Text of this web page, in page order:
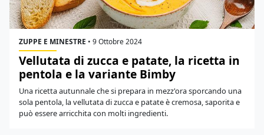
ZUPPE E MINESTRE • 9 Ottobre 2024
Vellutata di zucca e patate, la ricetta in
pentola e la variante Bimby
Una ricetta autunnale che si prepara in mezz'ora sporcando una
sola pentola, la vellutata di zucca e patate è cremosa, saporita e
può essere arricchita con molti ingredienti.